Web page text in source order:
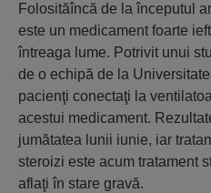
Folosităîncă de la începutul
este un medicament foarte
întreaga lume. Potrivit unui
de o echipă de la
pacienţi conectaţi la
acestui medicament.
jumătatea lunii iunie, iar
steroizi este acum tratament
aflaţi în stare gravă.